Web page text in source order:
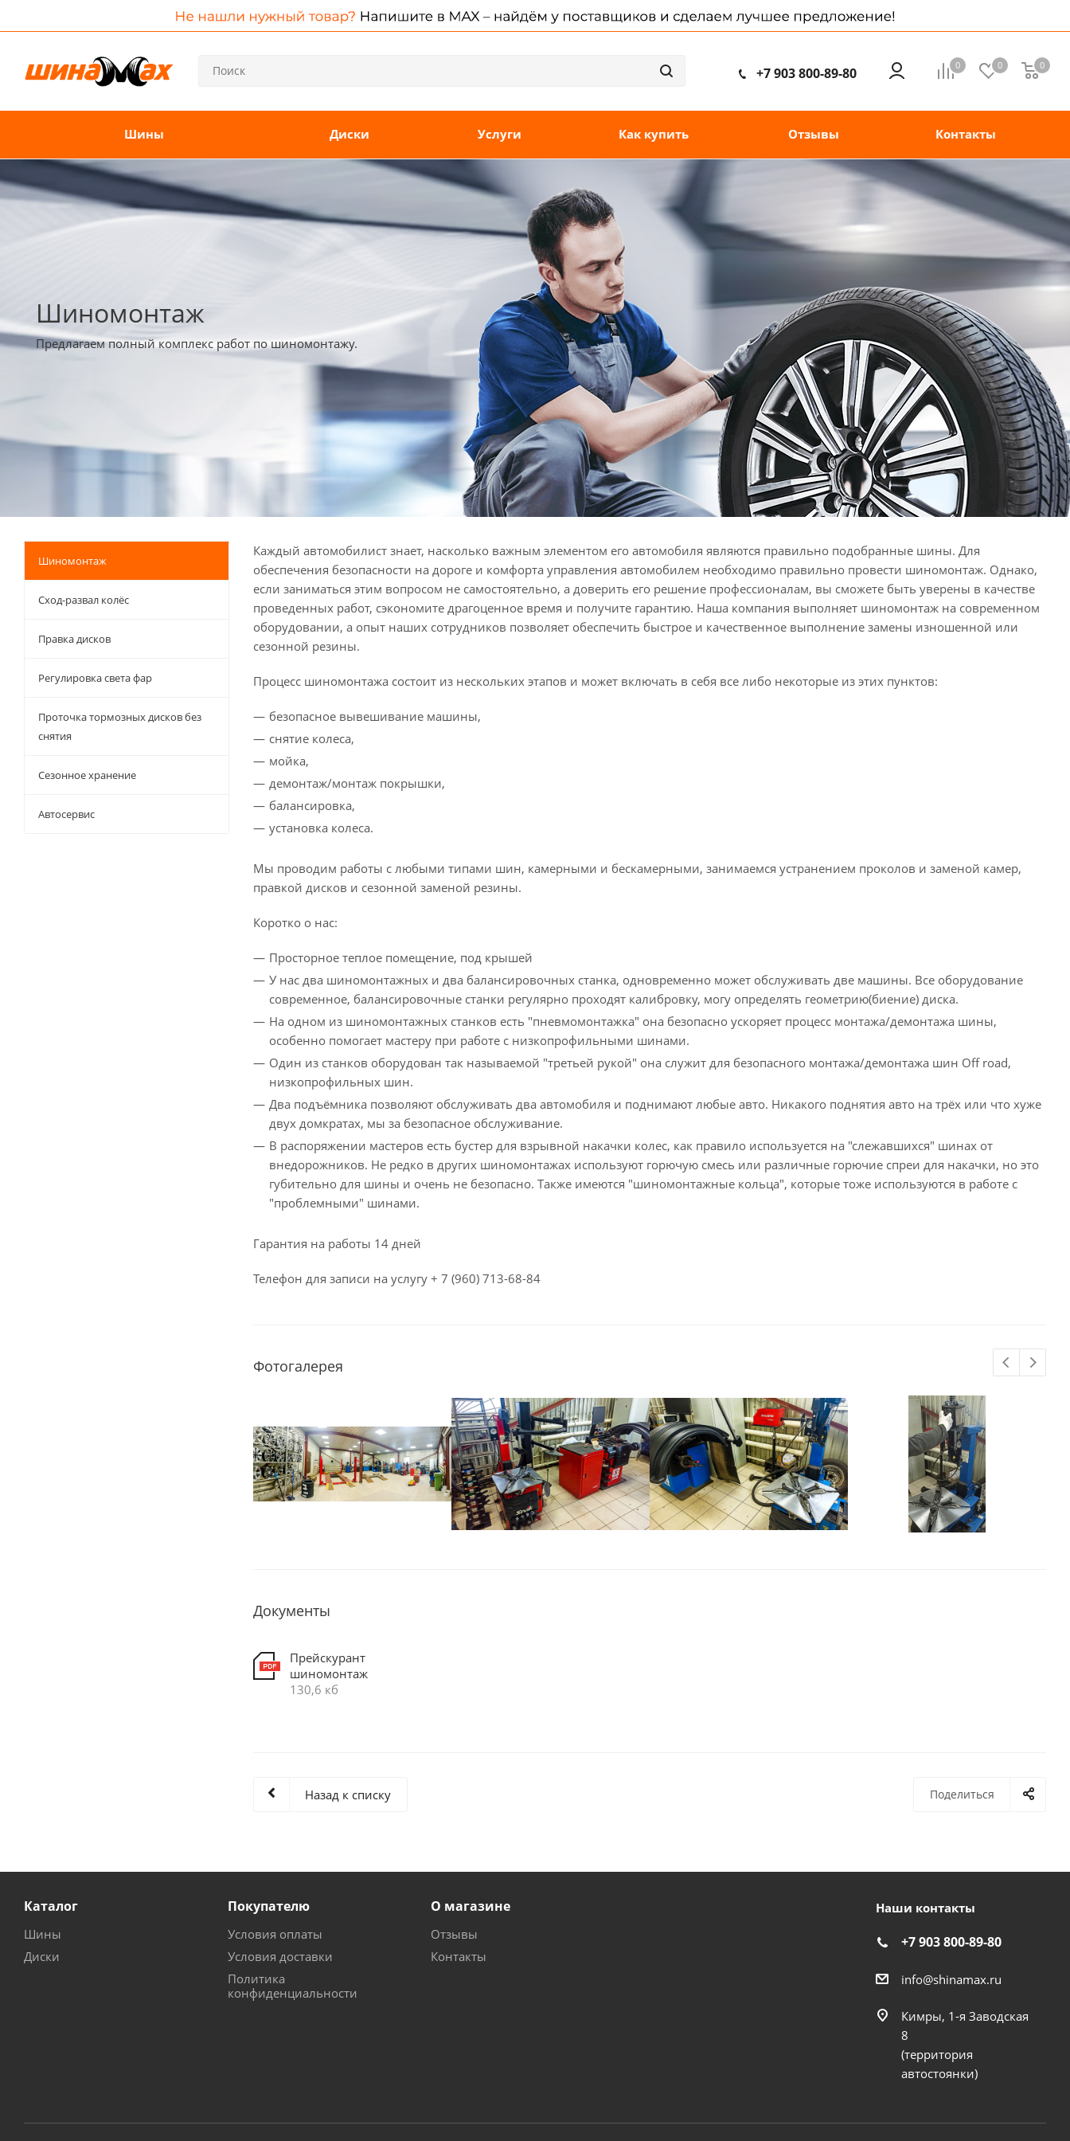
0 0 0
+7 903 800-89-80
Шины Диски Услуги Как купить Отзывы Контакты
Шиномонтаж
Предлагаем полный комплекс работ по шиномонтажу.
Каждый автомобилист знает, насколько важным элементом его автомобиля являются правильно подобранные шины. Для
обеспечения безопасности на дороге и комфорта управления автомобилем необходимо правильно провести шиномонтаж. Однако,
если заниматься этим вопросом не самостоятельно, а доверить его решение профессионалам, вы сможете быть уверены в качестве
проведенных работ, сэкономите драгоценное время и получите гарантию. Наша компания выполняет шиномонтаж на современном
оборудовании, а опыт наших сотрудников позволяет обеспечить быстрое и качественное выполнение замены изношенной или
сезонной резины.
Процесс шиномонтажа состоит из нескольких этапов и может включать в себя все либо некоторые из этих пунктов:
безопасное вывешивание машины,
снятие колеса,
мойка,
демонтаж/монтаж покрышки,
балансировка,
установка колеса.
Мы проводим работы с любыми типами шин, камерными и бескамерными, занимаемся устранением проколов и заменой камер,
правкой дисков и сезонной заменой резины.
Коротко о нас:
Просторное теплое помещение, под крышей
У нас два шиномонтажных и два балансировочных станка, одновременно может обслуживать две машины. Все оборудование
современное, балансировочные станки регулярно проходят калибровку, могу определять геометрию(биение) диска.
На одном из шиномонтажных станков есть "пневмомонтажка" она безопасно ускоряет процесс монтажа/демонтажа шины,
особенно помогает мастеру при работе с низкопрофильными шинами.
Один из станков оборудован так называемой "третьей рукой" она служит для безопасного монтажа/демонтажа шин Off road,
низкопрофильных шин.
Два подъёмника позволяют обслуживать два автомобиля и поднимают любые авто. Никакого поднятия авто на трёх или что хуже
двух домкратах, мы за безопасное обслуживание.
В распоряжении мастеров есть бустер для взрывной накачки колес, как правило используется на "слежавшихся" шинах от
внедорожников. Не редко в других шиномонтажах используют горючую смесь или различные горючие спреи для накачки, но это
губительно для шины и очень не безопасно. Также имеются "шиномонтажные кольца", которые тоже используются в работе с
"проблемными" шинами.
Гарантия на работы 14 дней
Телефон для записи на услугу + 7 (960) 713-68-84
Фотогалерея
Документы
Прейскурант
шиномонтаж
130,6 кб
Поделиться
Назад к списку
Шиномонтаж
Сход-развал колёс
Правка дисков
Регулировка света фар
Проточка тормозных дисков без
снятия
Сезонное хранение
Автосервис
Каталог
Шины
Диски
Покупателю
Условия оплаты
Условия доставки
Политика
конфиденциальности
О магазине
Отзывы
Контакты
Наши контакты
+7 903 800-89-80
info@shinamax.ru
Кимры, 1-я Заводская
8
(территория
автостоянки)